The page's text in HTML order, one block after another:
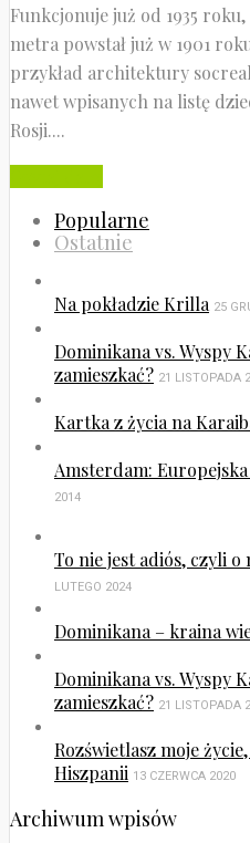
Funkcjonuje już od 1935
metra powstał już w 1901
przykład architektury
nawet wpisanych na listę
Rosji....
Popularne
Ostatnie
Na pokładzie Krilla 25
Dominikana vs. Wyspy
zamieszkać? 21 LISTOPADA
Kartka z życia na
Amsterdam:
2014
To nie jest adiós, czyli
LUTEGO 2024
Dominikana – kraina
Dominikana vs. Wyspy
zamieszkać? 21 LISTOPADA
Rozświetlasz moje
Hiszpanii 13 CZERWCA 2020
Archiwum wpisów